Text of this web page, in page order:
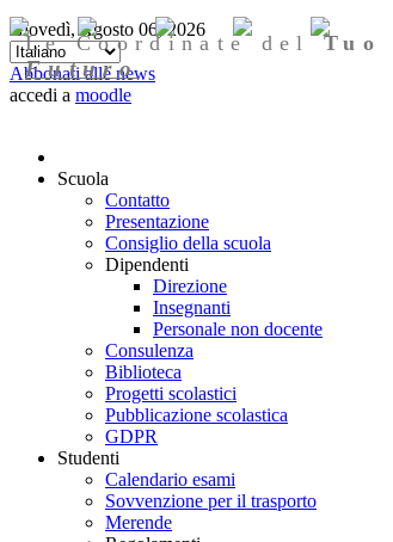
Giovedì, Agosto 06, 2026
Abbonati alle news
accedi a moodle
Le Coordinate delTuo
Futuro
Scuola
Contatto
Presentazione
Consiglio della scuola
Dipendenti
Direzione
Insegnanti
Personale non docente
Consulenza
Biblioteca
Progetti scolastici
Pubblicazione scolastica
GDPR
Studenti
Calendario esami
Sovvenzione per il trasporto
Merende